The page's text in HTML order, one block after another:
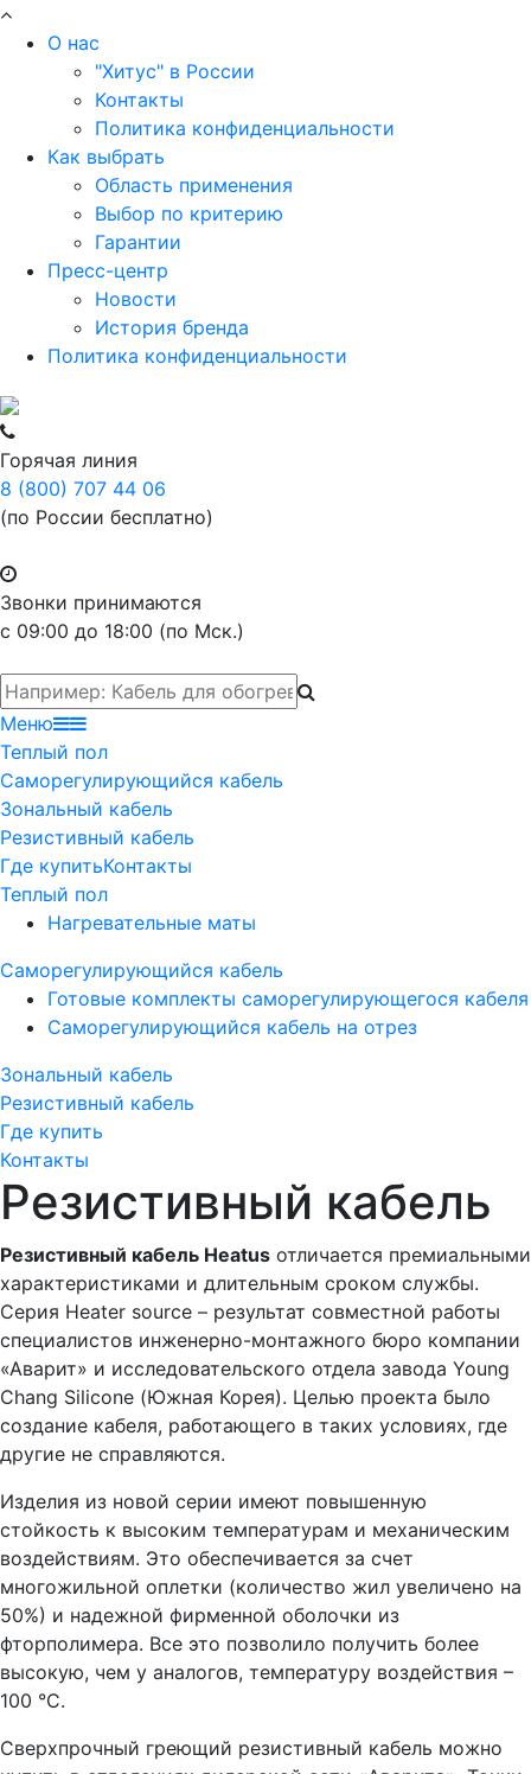
О нас
"Хитус" в России
Контакты
Политика конфиденциальности
Как выбрать
Область применения
Выбор по критерию
Гарантии
Пресс-центр
Новости
История бренда
Политика конфиденциальности
Горячая линия
8 (800) 707 44 06
(по России бесплатно)
Звонки принимаются
с 09:00 до 18:00 (по Мск.)
Меню
Теплый пол
Саморегулирующийся кабель
Зональный кабель
Резистивный кабель
Где купитьКонтакты
Теплый пол
Нагревательные маты
Саморегулирующийся кабель
Готовые комплекты саморегулирующегося кабеля
Саморегулирующийся кабель на отрез
Зональный кабель
Резистивный кабель
Где купить
Контакты
Резистивный кабель
Резистивный кабель Heatus отличается премиальными
характеристиками и длительным сроком службы.
Серия Heater source – результат совместной работы
специалистов инженерно-монтажного бюро компании
«Аварит» и исследовательского отдела завода Young
Chang Silicone (Южная Корея). Целью проекта было
создание кабеля, работающего в таких условиях, где
другие не справляются.
Изделия из новой серии имеют повышенную
стойкость к высоким температурам и механическим
воздействиям. Это обеспечивается за счет
многожильной оплетки (количество жил увеличено на
50%) и надежной фирменной оболочки из
фторполимера. Все это позволило получить более
высокую, чем у аналогов, температуру воздействия –
100 °С.
Сверхпрочный греющий резистивный кабель можно